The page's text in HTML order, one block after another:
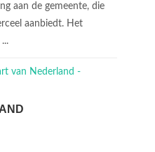
aan de gemeente, die
aanbiedt. Het